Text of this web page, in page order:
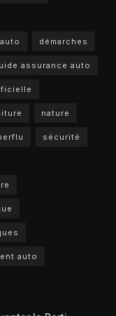
démarches
assurance auto
nature
sécurité
auto